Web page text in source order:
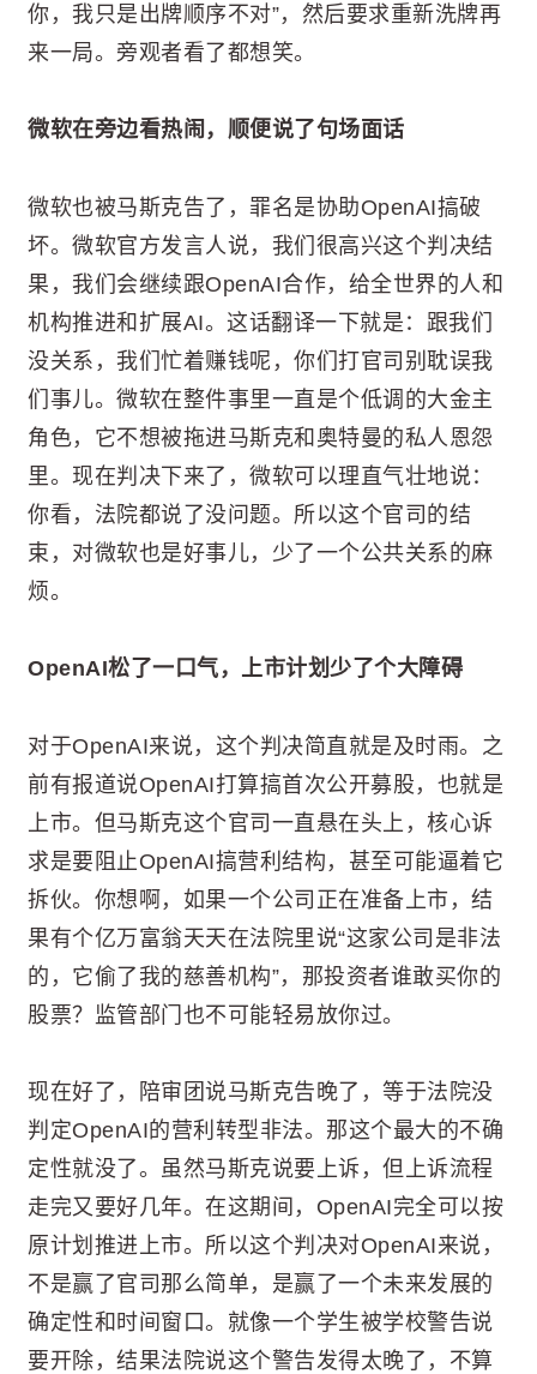
你，我只是出牌顺序不对”，然后要求重新洗牌再
来一局。旁观者看了都想笑。
微软在旁边看热闹，顺便说了句场面话
微软也被马斯克告了，罪名是协助OpenAI搞破
坏。微软官方发言人说，我们很高兴这个判决结
果，我们会继续跟OpenAI合作，给全世界的人和
机构推进和扩展AI。这话翻译一下就是：跟我们
没关系，我们忙着赚钱呢，你们打官司别耽误我
们事儿。微软在整件事里一直是个低调的大金主
角色，它不想被拖进马斯克和奥特曼的私人恩怨
里。现在判决下来了，微软可以理直气壮地说：
你看，法院都说了没问题。所以这个官司的结
束，对微软也是好事儿，少了一个公共关系的麻
烦。
OpenAI松了一口气，上市计划少了个大障碍
对于OpenAI来说，这个判决简直就是及时雨。之
前有报道说OpenAI打算搞首次公开募股，也就是
上市。但马斯克这个官司一直悬在头上，核心诉
求是要阻止OpenAI搞营利结构，甚至可能逼着它
拆伙。你想啊，如果一个公司正在准备上市，结
果有个亿万富翁天天在法院里说“这家公司是非法
的，它偷了我的慈善机构”，那投资者谁敢买你的
股票？监管部门也不可能轻易放你过。
现在好了，陪审团说马斯克告晚了，等于法院没
判定OpenAI的营利转型非法。那这个最大的不确
定性就没了。虽然马斯克说要上诉，但上诉流程
走完又要好几年。在这期间，OpenAI完全可以按
原计划推进上市。所以这个判决对OpenAI来说，
不是赢了官司那么简单，是赢了一个未来发展的
确定性和时间窗口。就像一个学生被学校警告说
要开除，结果法院说这个警告发得太晚了，不算